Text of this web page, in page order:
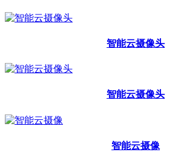
智能云摄像头
智能云摄像头
智能云摄像